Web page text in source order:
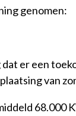
genomen:
er een
van
68.000